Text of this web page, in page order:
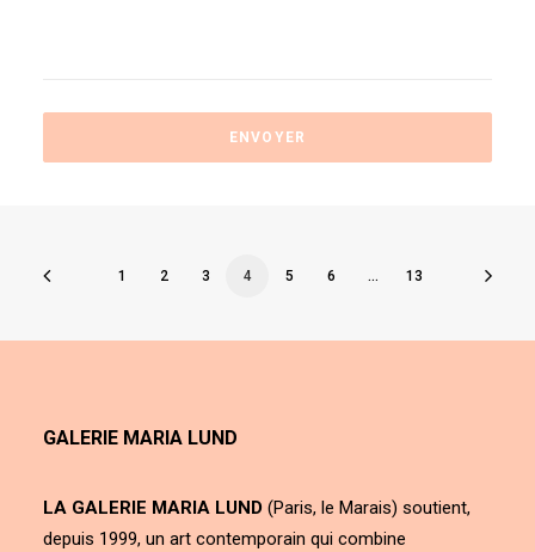
1 2 3 4 5 6 … 13
GALERIE MARIA LUND
LA GALERIE MARIA LUND (Paris, le Marais) soutient,
depuis 1999, un art contemporain qui combine